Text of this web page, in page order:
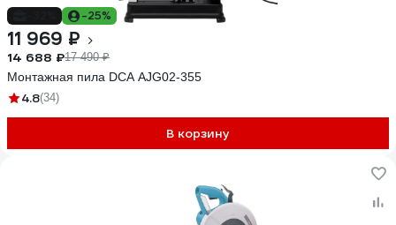
-25%
11 969 ₽
14 688 ₽17 490 ₽
Монтажная пила DCA AJG02-355
4.8(34)
В корзину